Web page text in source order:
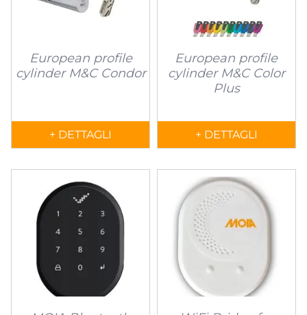
European profile
cylinder M&C Condor
+ DETTAGLI
European profile
cylinder M&C Color
Plus
+ DETTAGLI